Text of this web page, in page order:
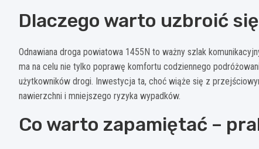
Dlaczego warto uzbroić
Odnawiana droga powiatowa 1455N to ważny szlak
ma na celu nie tylko poprawę komfortu codziennego
użytkowników drogi. Inwestycja ta, choć wiąże się z
nawierzchni i mniejszego ryzyka wypadków.
Co warto zapamiętać –